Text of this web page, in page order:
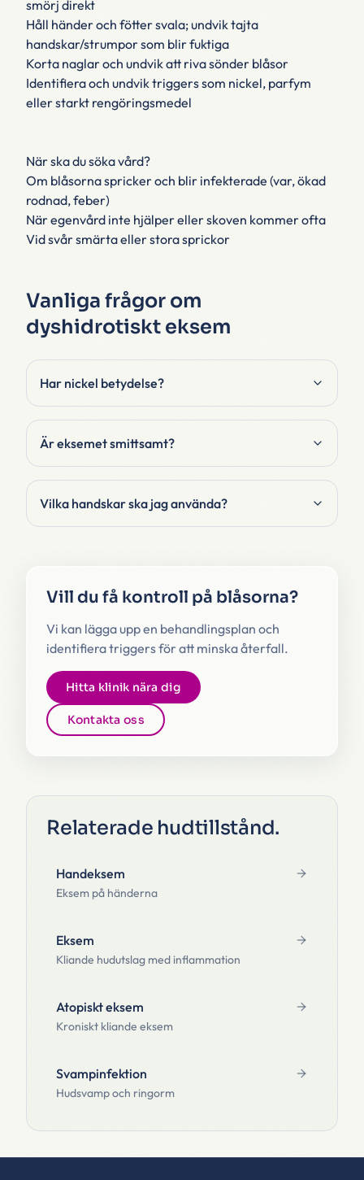
smörj direkt
Håll händer och fötter svala; undvik tajta
handskar/strumpor som blir fuktiga
Korta naglar och undvik att riva sönder blåsor
Identifiera och undvik triggers som nickel, parfym
eller starkt rengöringsmedel
När ska du söka vård?
Om blåsorna spricker och blir infekterade (var, ökad
rodnad, feber)
När egenvård inte hjälper eller skoven kommer ofta
Vid svår smärta eller stora sprickor
Vanliga frågor om
dyshidrotiskt eksem
Har nickel betydelse?
Är eksemet smittsamt?
Vilka handskar ska jag använda?
Vill du få kontroll på blåsorna?
Vi kan lägga upp en behandlingsplan och
identifiera triggers för att minska återfall.
Hitta klinik nära dig
Kontakta oss
Relaterade hudtillstånd.
Handeksem
Eksem på händerna
Eksem
Kliande hudutslag med inflammation
Atopiskt eksem
Kroniskt kliande eksem
Svampinfektion
Hudsvamp och ringorm